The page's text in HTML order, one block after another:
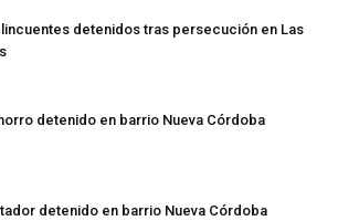
detenidos tras persecución en Las
detenido en barrio Nueva Córdoba
detenido en barrio Nueva Córdoba